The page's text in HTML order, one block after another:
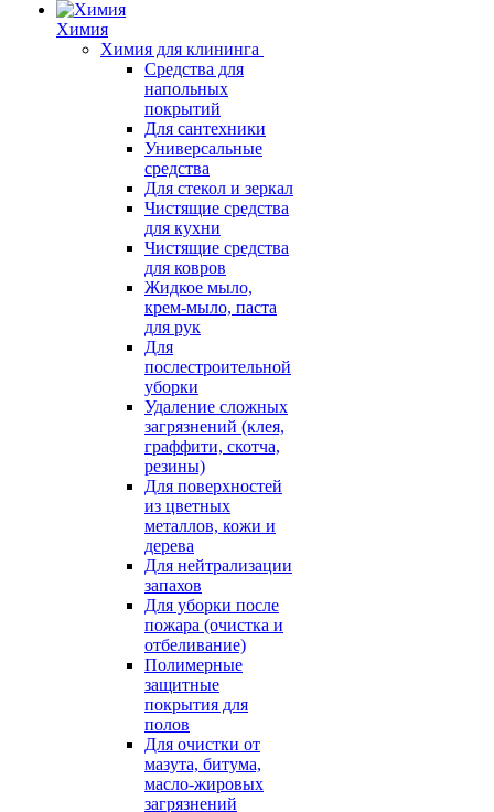
Химия
Химия для клининга
Средства для
напольных
покрытий
Для сантехники
Универсальные
средства
Для стекол и зеркал
Чистящие средства
для кухни
Чистящие средства
для ковров
Жидкое мыло,
крем-мыло, паста
для рук
Для
послестроительной
уборки
Удаление сложных
загрязнений (клея,
граффити, скотча,
резины)
Для поверхностей
из цветных
металлов, кожи и
дерева
Для нейтрализации
запахов
Для уборки после
пожара (очистка и
отбеливание)
Полимерные
защитные
покрытия для
полов
Для очистки от
мазута, битума,
масло-жировых
загрязнений